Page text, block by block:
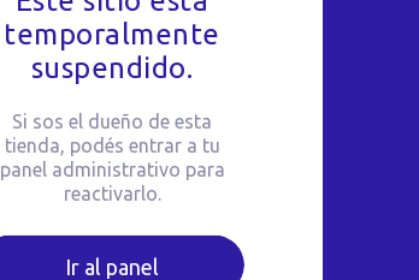
temporalmente
suspendido.
Si sos el dueño de esta
tienda, podés entrar a tu
panel administrativo para
reactivarlo.
Ir al panel